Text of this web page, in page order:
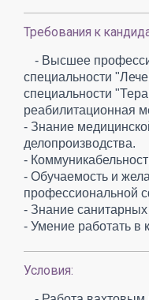
Требования к
- Высшее
специальности
специальности
реабилитационная
- Знание
делопроизводства.
-
- Обучаемость и
профессиональной
- Знание санитарных
- Умение работать в
Условия: